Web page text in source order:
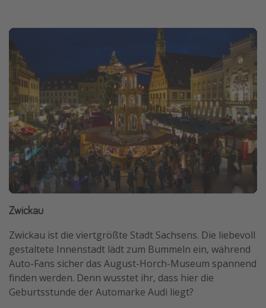
Zwickau
Zwickau ist die viertgrößte Stadt Sachsens. Die liebevoll
gestaltete Innenstadt lädt zum Bummeln ein, während
Auto-Fans sicher das August-Horch-Museum spannend
finden werden. Denn wusstet ihr, dass hier die
Geburtsstunde der Automarke Audi liegt?